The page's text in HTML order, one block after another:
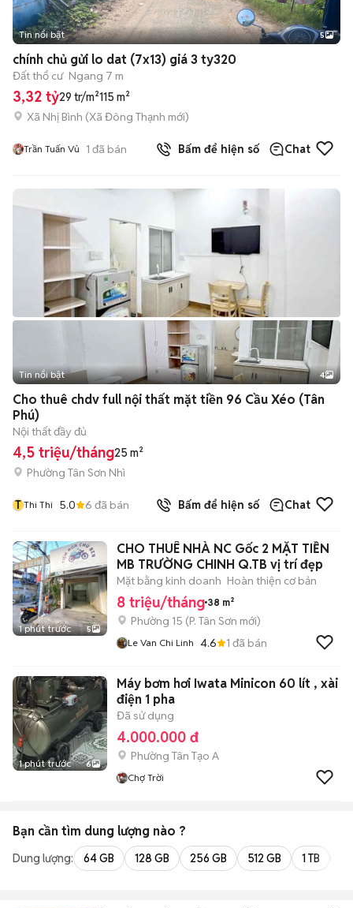
Tin nổi bật 5
chính chủ gửi lo dat (7x13) giá 3 ty320
Đất thổ cư Ngang 7 m
3,32 tỷ29 tr/m²115 m²
Xã Nhị Bình (Xã Đông Thạnh mới)
Trần Tuấn Vủ 1 đã bán Bấm để hiện số Chat
Tin nổi bật 4
Cho thuê chdv full nội thất mặt tiền 96 Cầu Xéo (Tân
Phú)
Nội thất đầy đủ
4,5 triệu/tháng25 m²
Phường Tân Sơn Nhì
T Thi Thi 5.0 6 đã bán Bấm để hiện số Chat
1 phút trước 5
CHO THUÊ NHÀ NC Gốc 2 MẶT TIỀN
MB TRƯỜNG CHINH Q.TB vị trí đẹp
Mặt bằng kinh doanh Hoàn thiện cơ bản
8 triệu/tháng 38 m²
Phường 15 (P. Tân Sơn mới)
Le Van Chi Linh 4.6 1 đã bán
1 phút trước 6
Máy bơm hơi Iwata Minicon 60 lít , xài
điện 1 pha
Đã sử dụng
4.000.000 đ
Phường Tân Tạo A
Chợ Trời
Bạn cần tìm dung lượng nào ?
Dung lượng: 64 GB 128 GB 256 GB 512 GB 1 TB